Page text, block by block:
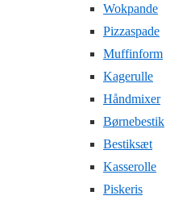
Wokpande
Pizzaspade
Muffinform
Kagerulle
Håndmixer
Børnebestik
Bestiksæt
Kasserolle
Piskeris